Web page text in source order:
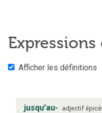
Afficher les définitions
jusqu’au-
adjectif